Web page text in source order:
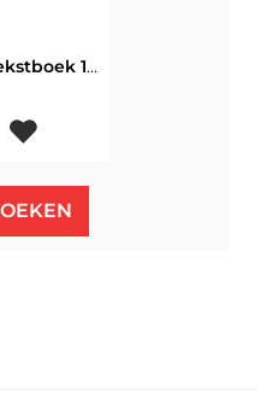
Voyages 1 tekstboek 1 Voyages nieuw